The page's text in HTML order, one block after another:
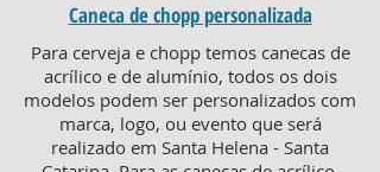
Caneca de chopp personalizada
Para cerveja e chopp temos canecas de
acrílico e de alumínio, todos os dois
modelos podem ser personalizados com
marca, logo, ou evento que será
realizado em Santa Helena - Santa